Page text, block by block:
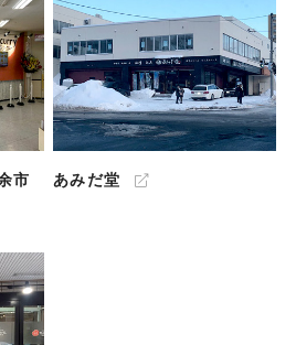
市
あみだ堂